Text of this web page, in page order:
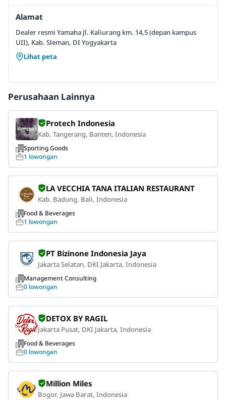
Alamat
Dealer resmi Yamaha Jl. Kaliurang km. 14,5 (depan kampus
UII), Kab. Sleman, DI Yogyakarta
Lihat peta
Perusahaan Lainnya
Protech Indonesia
Kab. Tangerang, Banten, Indonesia
Sporting Goods
1 lowongan
LA VECCHIA TANA ITALIAN RESTAURANT
Kab. Badung, Bali, Indonesia
Food & Beverages
1 lowongan
PT Bizinone Indonesia Jaya
Jakarta Selatan, DKI Jakarta, Indonesia
Management Consulting
0 lowongan
DETOX BY RAGIL
Jakarta Pusat, DKI Jakarta, Indonesia
Food & Beverages
0 lowongan
Million Miles
Bogor, Jawa Barat, Indonesia